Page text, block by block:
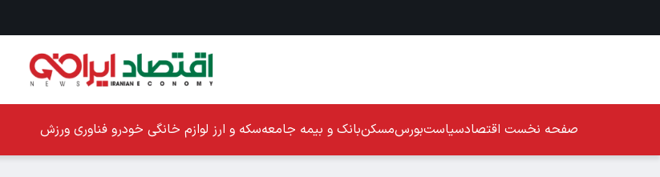
صفحه نخست اقتصادسیاستبورسمسکنبانک و بیمه جامعهسکه و ارز لوازم خانگی خودرو فناوری ورزش